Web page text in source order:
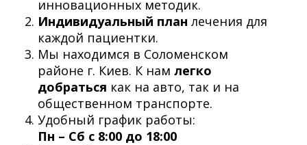
инновационных методик.
Индивидуальный план лечения для
каждой пациентки.
Мы находимся в Соломенском
районе г. Киев. К нам легко
добраться как на авто, так и на
общественном транспорте.
Удобный график работы:
Пн – Сб с 8:00 до 18:00